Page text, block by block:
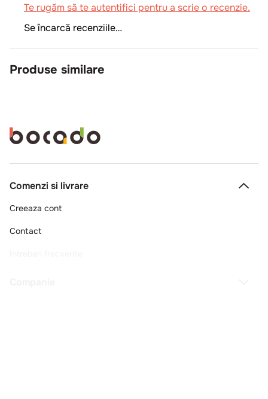
Te rugăm să te autentifici pentru a scrie o recenzie.
Se încarcă recenziile…
Produse similare
Comenzi si livrare
Creeaza cont
Contact